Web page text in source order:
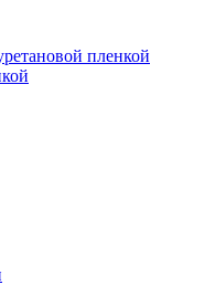
пленкой